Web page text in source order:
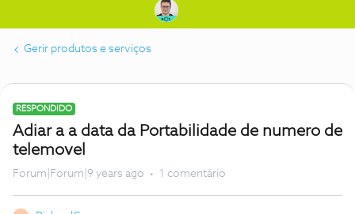
Gerir produtos e serviços
RESPONDIDO
Adiar a a data da Portabilidade de numero de
telemovel
Forum|Forum|9 years ago 1 comentário